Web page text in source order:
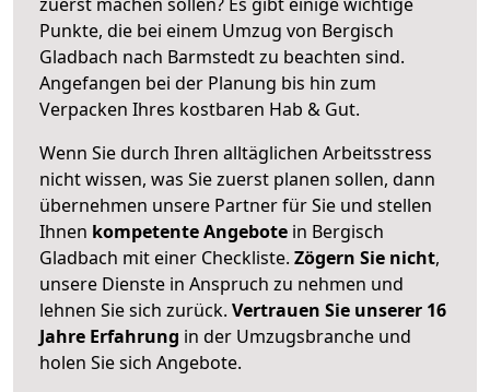
Punkte, die bei einem Umzug von Bergisch
Gladbach nach Barmstedt zu beachten sind.
Angefangen bei der Planung bis hin zum
Verpacken Ihres kostbaren Hab & Gut.
Wenn Sie durch Ihren alltäglichen Arbeitsstress
nicht wissen, was Sie zuerst planen sollen, dann
übernehmen unsere Partner für Sie und stellen
Ihnen kompetente Angebote in Bergisch
Gladbach mit einer Checkliste. Zögern Sie nicht,
unsere Dienste in Anspruch zu nehmen und
lehnen Sie sich zurück. Vertrauen Sie unserer 16
Jahre Erfahrung in der Umzugsbranche und
holen Sie sich Angebote.